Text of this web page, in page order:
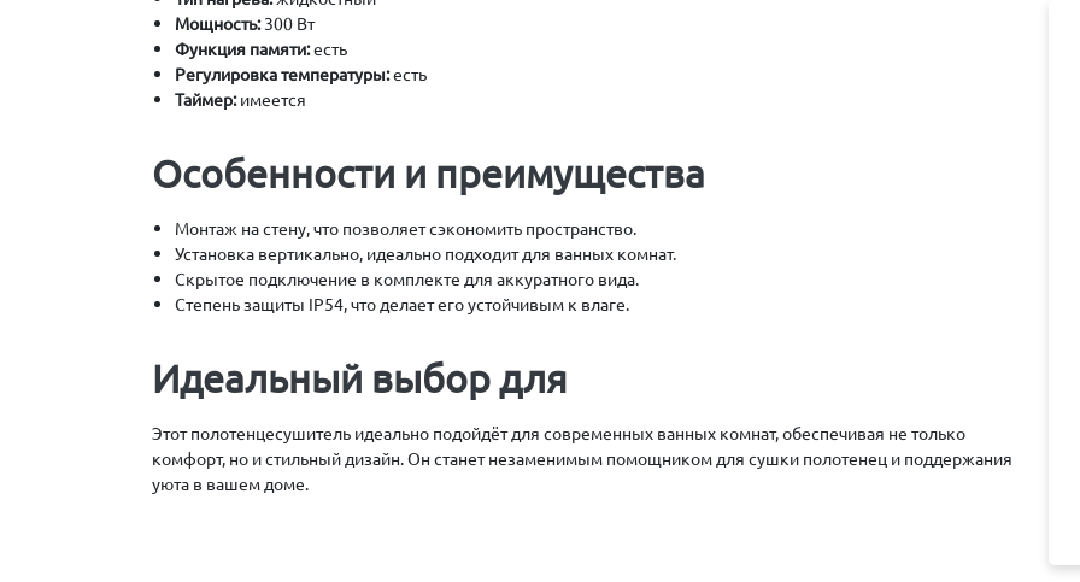
Мощность:300 Вт
Функция памяти:есть
Регулировка температуры:есть
Таймер:имеется
Особенности и преимущества
Монтаж на стену, что позволяет сэкономить пространство.
Установка вертикально, идеально подходит для ванных комнат.
Скрытое подключение в комплекте для аккуратного вида.
Степень защиты IP54, что делает его устойчивым к влаге.
Идеальный выбор для
Этот полотенцесушитель идеально подойдёт для современных ванных комнат, обеспечивая не только
комфорт, но и стильный дизайн. Он станет незаменимым помощником для сушки полотенец и поддержания
уюта в вашем доме.